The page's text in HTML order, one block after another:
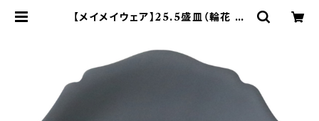
【メイメイウェア】25.5盛皿（輪花 黒
ンショップ